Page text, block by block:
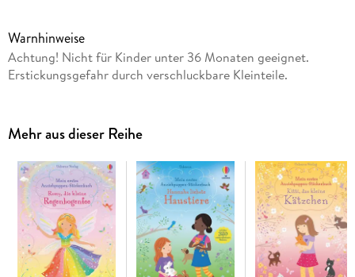
Warnhinweise
Achtung! Nicht für Kinder unter 36 Monaten geeignet.
Erstickungsgefahr durch verschluckbare Kleinteile.
Mehr aus dieser Reihe